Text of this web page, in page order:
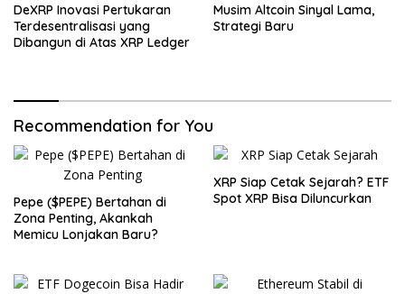
DeXRP Inovasi Pertukaran
Terdesentralisasi yang
Dibangun di Atas XRP Ledger
Musim Altcoin Sinyal Lama,
Strategi Baru
Recommendation for You
Pepe ($PEPE) Bertahan di
Zona Penting, Akankah
Memicu Lonjakan Baru?
XRP Siap Cetak Sejarah? ETF
Spot XRP Bisa Diluncurkan